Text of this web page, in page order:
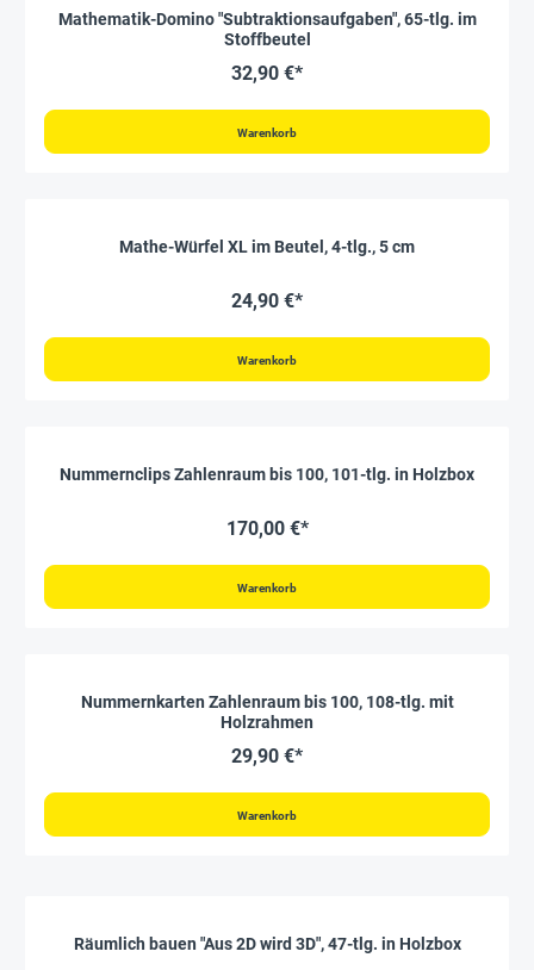
Mathematik-Domino "Subtraktionsaufgaben", 65-tlg. im
Stoffbeutel
32,90 €*
Warenkorb
Mathe-Würfel XL im Beutel, 4-tlg., 5 cm
24,90 €*
Warenkorb
Nummernclips Zahlenraum bis 100, 101-tlg. in Holzbox
170,00 €*
Warenkorb
Nummernkarten Zahlenraum bis 100, 108-tlg. mit
Holzrahmen
29,90 €*
Warenkorb
Räumlich bauen "Aus 2D wird 3D", 47-tlg. in Holzbox